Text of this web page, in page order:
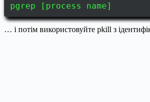
pgrep [process name]
… і потім використовуйте pkill з